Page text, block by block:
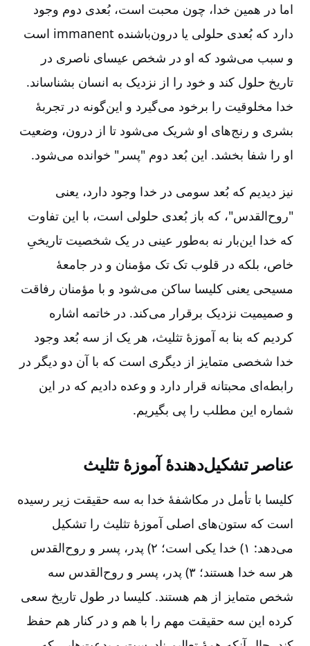
اما در همین خدا، چون محبت است، بُعدی دوم وجود
دارد که بُعدی حلولی یا درون‌باشنده immanent است
و سبب می‌شود که او در شخص عیسای ناصری در
تاریخ حلول کند و خود را از نزدیک به انسان بشناساند.
خدا مخلوقیت را برخود می‌گیرد و این‌گونه در تجربۀ
بشری و رنج‌های او شریک می‌شود تا از درون، وضعیت
او را شفا بخشد. این بُعد دوم "پسر" خوانده می‌شود.
نیز دیدیم که بُعد سومی در خدا وجود دارد، یعنی
"روح‌القدس"، که باز بُعدی حلولی است، با این تفاوت
که خدا این‌بار نه به‌طور عینی در یک شخصیت تاریخیِ
خاص، بلکه در قلوب تک تک مؤمنان و در جامعۀ
مسیحی یعنی کلیسا ساکن می‌شود و با مؤمنان رفاقت
و صمیمیت نزدیک برقرار می‌کند. در خاتمه اشاره
کردیم که بنا به آموزۀ تثلیث، هر یک از سه بُعد وجود
خدا شخصی متمایز از دیگری است که با آن دو دیگر در
رابطه‌ای محبتانه قرار دارد و وعده دادیم که در این
شماره این مطلب را پی بگیریم.
عناصر تشکیل‌دهندۀ آموزۀ تثلیث
کلیسا با تأمل در مکاشفۀ خدا به سه حقیقت زیر رسیده
است که ستون‌های اصلی آموزۀ تثلیث را تشکیل
می‌دهد: ۱) خدا یکی است؛ ۲) پدر، پسر و روح‌القدس
هر سه خدا هستند؛ ۳) پدر، پسر و روح‌القدس سه
شخص متمایز از هم هستند. کلیسا در طول تاریخ سعی
کرده این سه حقیقت مهم را با هم و در کنار هم حفظ